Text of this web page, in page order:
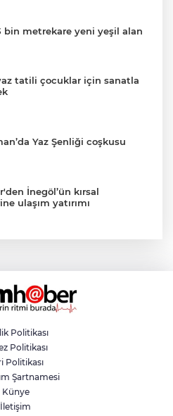
bin metrekare yeni yeşil alan
tatili çocuklar için sanatla
Yaz Şenliği coşkusu
İnegöl’ün kırsal
ulaşım yatırımı
Bursa Festivali’nde
gece
Belediyesi istihdama köprü
çocuklar yazı bilim ve sanatla
Politikası
Politikası
Politikası
Şartnamesi
Künye
İletişim